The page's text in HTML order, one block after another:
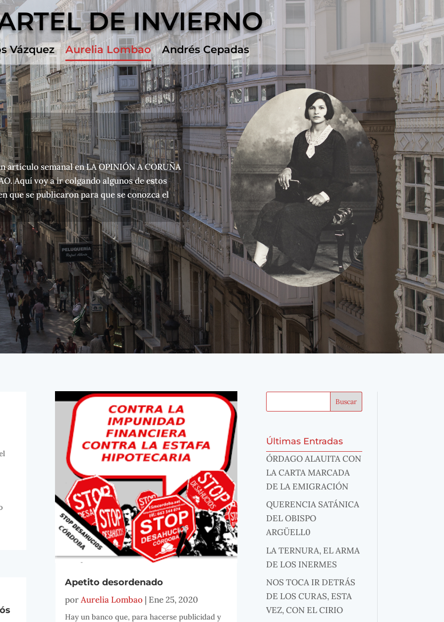
DE INVIERNO
Vázquez Aurelia Lombao Andrés Cepadas
artículo semanal en LA OPINIÓN A CORUÑA
Aquí voy a ir colgando algunos de estos
que se publicaron para que se conozca el
Apetito desordenado
porAurelia Lombao| Ene 25, 2020
Hay un banco que, para hacerse publicidad y
Últimas Entradas
ÓRDAGO ALAUITA CON
LA CARTA MARCADA
DE LA EMIGRACIÓN
QUERENCIA SATÁNICA
DEL OBISPO
ARGÜELL0
LA TERNURA, EL ARMA
DE LOS INERMES
NOS TOCA IR DETRÁS
DE LOS CURAS, ESTA
VEZ, CON EL CIRIO